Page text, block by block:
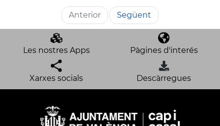
Anterior Següent
Les nostres Apps Pàgines d'interés
Xarxes socials Descàrregues